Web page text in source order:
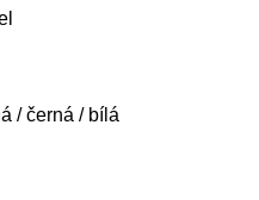
/ černá / bílá